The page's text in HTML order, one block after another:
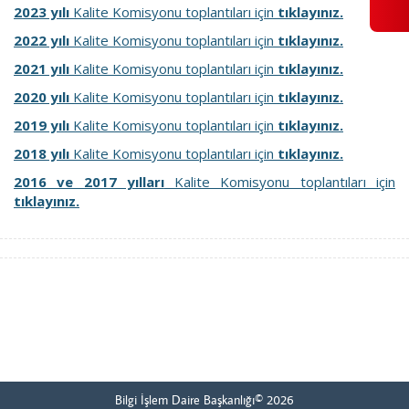
2023 yılı Kalite Komisyonu toplantıları için tıklayınız.
2022 yılı Kalite Komisyonu toplantıları için tıklayınız.
2021 yılı Kalite Komisyonu toplantıları için tıklayınız.
2020 yılı Kalite Komisyonu toplantıları için tıklayınız.
2019 yılı Kalite Komisyonu toplantıları için tıklayınız.
2018 yılı Kalite Komisyonu toplantıları için tıklayınız.
2016 ve 2017 yıllarıKalite Komisyonu toplantıları için
tıklayınız.
Bilgi İşlem Daire Başkanlığı© 2026